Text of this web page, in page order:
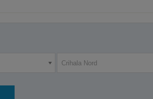
Crihala Nord